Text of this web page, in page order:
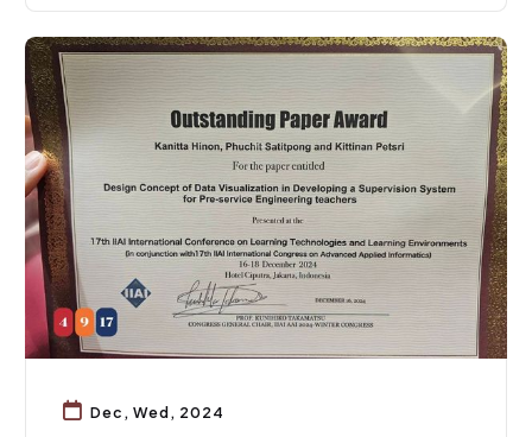
กิจกรรมคณะ ประชาสัมพันธ์
Dec, Wed, 2024